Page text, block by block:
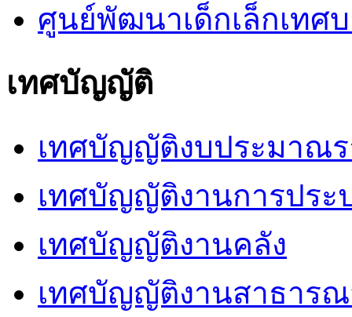
ศูนย์พัฒนาเด็กเล็กเทศ
เทศบัญญัติ
เทศบัญญัติงบประมาณร
เทศบัญญัติงานการประ
เทศบัญญัติงานคลัง
เทศบัญญัติงานสาธาร